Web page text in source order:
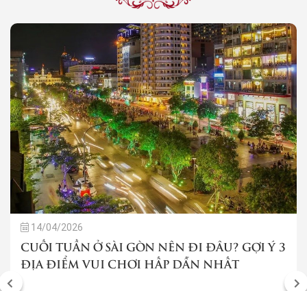
14/04/2026
CUỐI TUẦN Ở SÀI GÒN NÊN ĐI ĐÂU? GỢI Ý 3
ĐỊA ĐIỂM VUI CHƠI HẤP DẪN NHẤT